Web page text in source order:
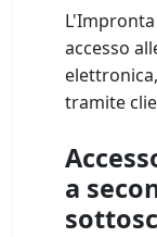
accesso
tramite
a